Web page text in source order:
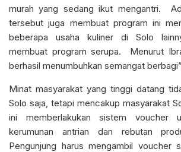
murah yang sedang ikut mengantri.
tersebut juga membuat program ini
beberapa usaha kuliner di Solo
membuat program serupa. Menurut
berhasil menumbuhkan semangat
Minat masyarakat yang tinggi datang
Solo saja, tetapi mencakup masyarakat
ini memberlakukan sistem voucher
kerumunan antrian dan rebutan
Pengunjung harus mengambil voucher